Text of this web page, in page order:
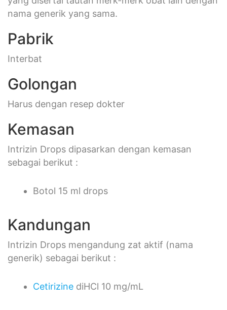
nama generik yang sama.
Pabrik
Interbat
Golongan
Harus dengan resep dokter
Kemasan
Intrizin Drops dipasarkan dengan kemasan
sebagai berikut :
Botol 15 ml drops
Kandungan
Intrizin Drops mengandung zat aktif (nama
generik) sebagai berikut :
Cetirizine diHCl 10 mg/mL